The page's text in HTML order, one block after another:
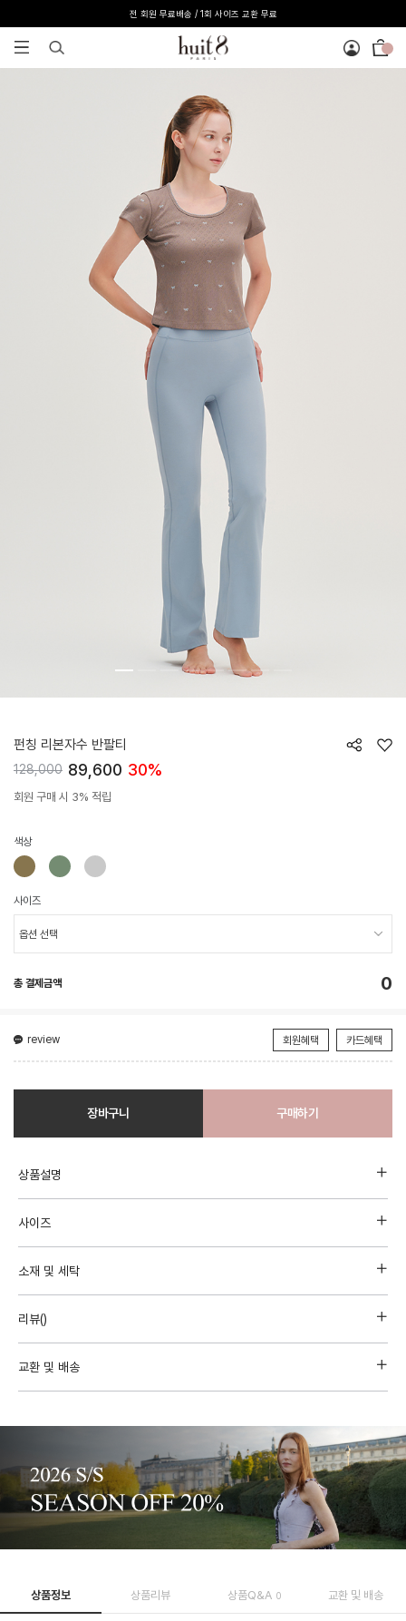
전 회원 무료배송 / 1회 사이즈 교환 무료
펀칭 리본자수 반팔티
128,000 89,600 30%
회원 구매 시 3% 적립
색상
사이즈
총 결제금액 0
review 회원혜택 카드혜택
장바구니 구매하기
상품설명
사이즈
소재 및 세탁
리뷰()
교환 및 배송
상품정보 상품리뷰 상품Q&A 0 교환 및 배송